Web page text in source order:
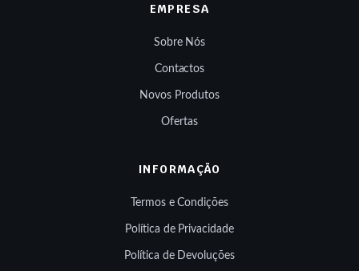
EMPRESA
Sobre Nós
Contactos
Novos Produtos
Ofertas
INFORMAÇÃO
Termos e Condições
Política de Privacidade
Política de Devoluções